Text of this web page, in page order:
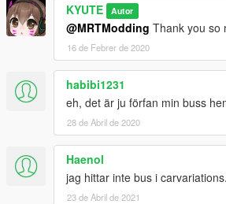
KYUTE Autor
@MRTModding Thank you so
16 de Febrer de 2020
habibi1231
eh, det är ju förfan min buss
28 de Abril de 2020
Haenol
jag hittar inte bus i
23 de Abril de 2021